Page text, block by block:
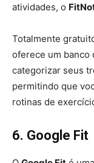
atividades, o
Totalmente
oferece um banco
categorizar seus
permitindo que
rotinas de
6. Google Fit